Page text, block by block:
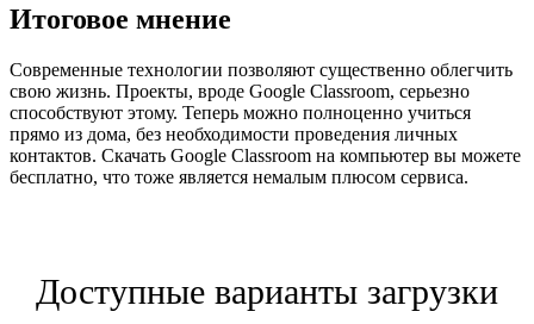
Итоговое мнение
Современные технологии позволяют существенно облегчить
свою жизнь. Проекты, вроде Google Classroom, серьезно
способствуют этому. Теперь можно полноценно учиться
прямо из дома, без необходимости проведения личных
контактов. Скачать Google Classroom на компьютер вы можете
бесплатно, что тоже является немалым плюсом сервиса.
Доступные варианты загрузки